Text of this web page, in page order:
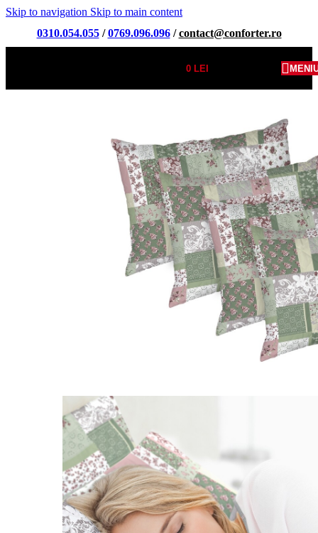
Skip to navigation Skip to main content
0310.054.055/0769.096.096/contact@conforter.ro
0LEI